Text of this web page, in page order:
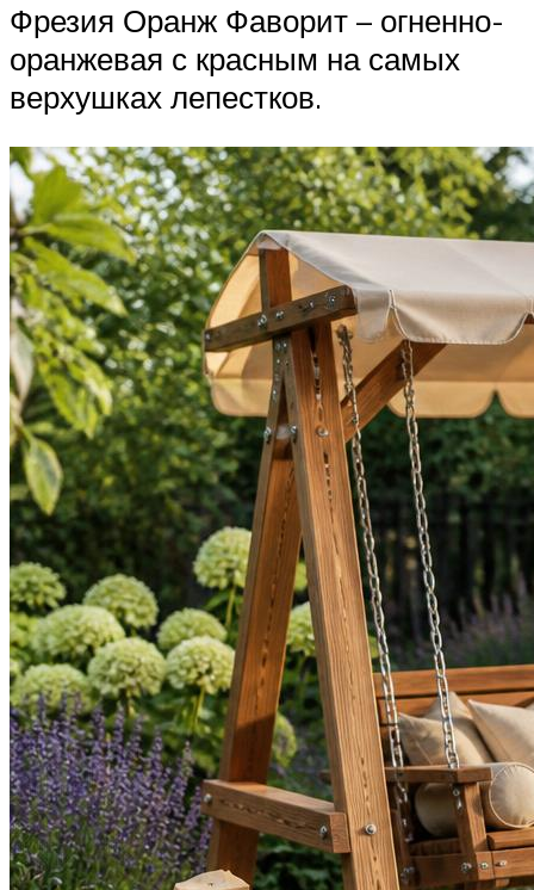
Фрезия Оранж Фаворит – огненно-
оранжевая с красным на самых
верхушках лепестков.